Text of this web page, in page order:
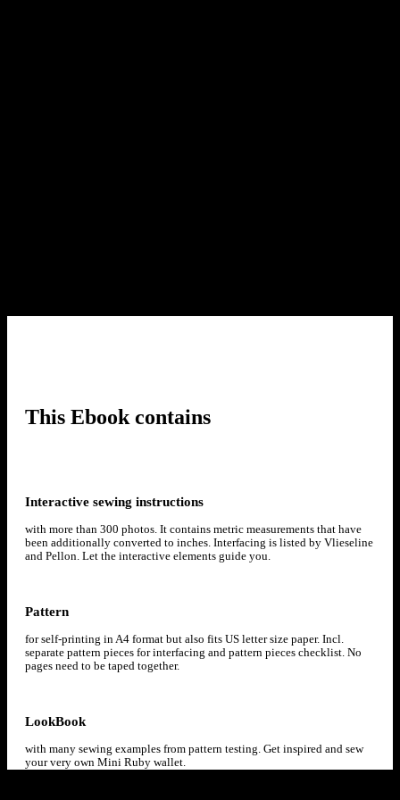
This Ebook contains
Interactive sewing instructions
with more than 300 photos. It contains metric measurements that have
been additionally converted to inches. Interfacing is listed by Vlieseline
and Pellon. Let the interactive elements guide you.
Pattern
for self-printing in A4 format but also fits US letter size paper. Incl.
separate pattern pieces for interfacing and pattern pieces checklist. No
pages need to be taped together.
LookBook
with many sewing examples from pattern testing. Get inspired and sew
your very own Mini Ruby wallet.